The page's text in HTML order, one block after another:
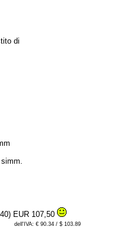
di
EUR 107,50
dell'IVA: € 90.34 / $ 103.89